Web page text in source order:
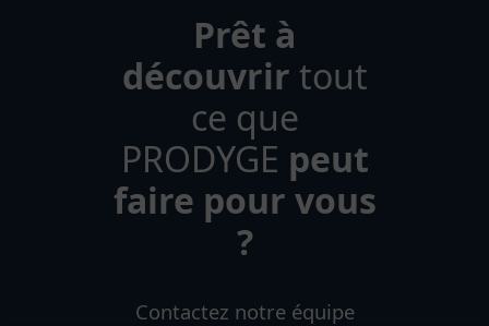
Prêt à
découvrir tout
ce que
PRODYGE peut
faire pour vous
?
Contactez notre équipe